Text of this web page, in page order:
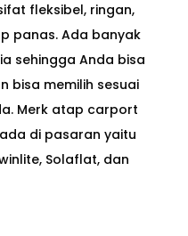
fleksibel, ringan,
panas. Ada banyak
sehingga Anda bisa
bisa memilih sesuai
Merk atap carport
di pasaran yaitu
Solaflat, dan